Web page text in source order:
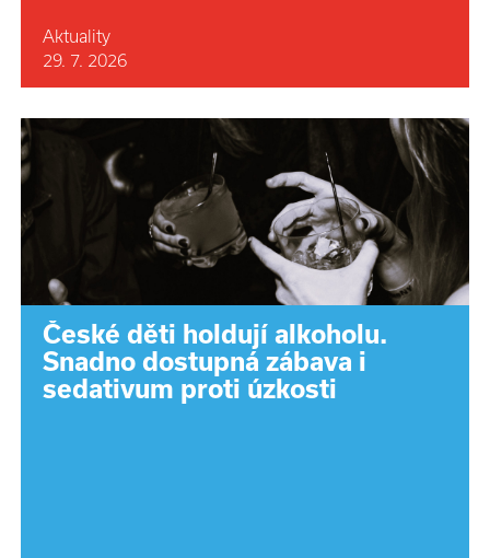
Aktuality
29. 7. 2026
České děti holdují alkoholu.
Snadno dostupná zábava i
sedativum proti úzkosti